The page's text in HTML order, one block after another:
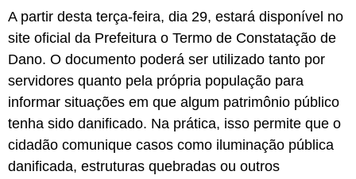
A partir desta terça-feira, dia 29, estará disponível no
site oficial da Prefeitura o Termo de Constatação de
Dano. O documento poderá ser utilizado tanto por
servidores quanto pela própria população para
informar situações em que algum patrimônio público
tenha sido danificado. Na prática, isso permite que o
cidadão comunique casos como iluminação pública
danificada, estruturas quebradas ou outros